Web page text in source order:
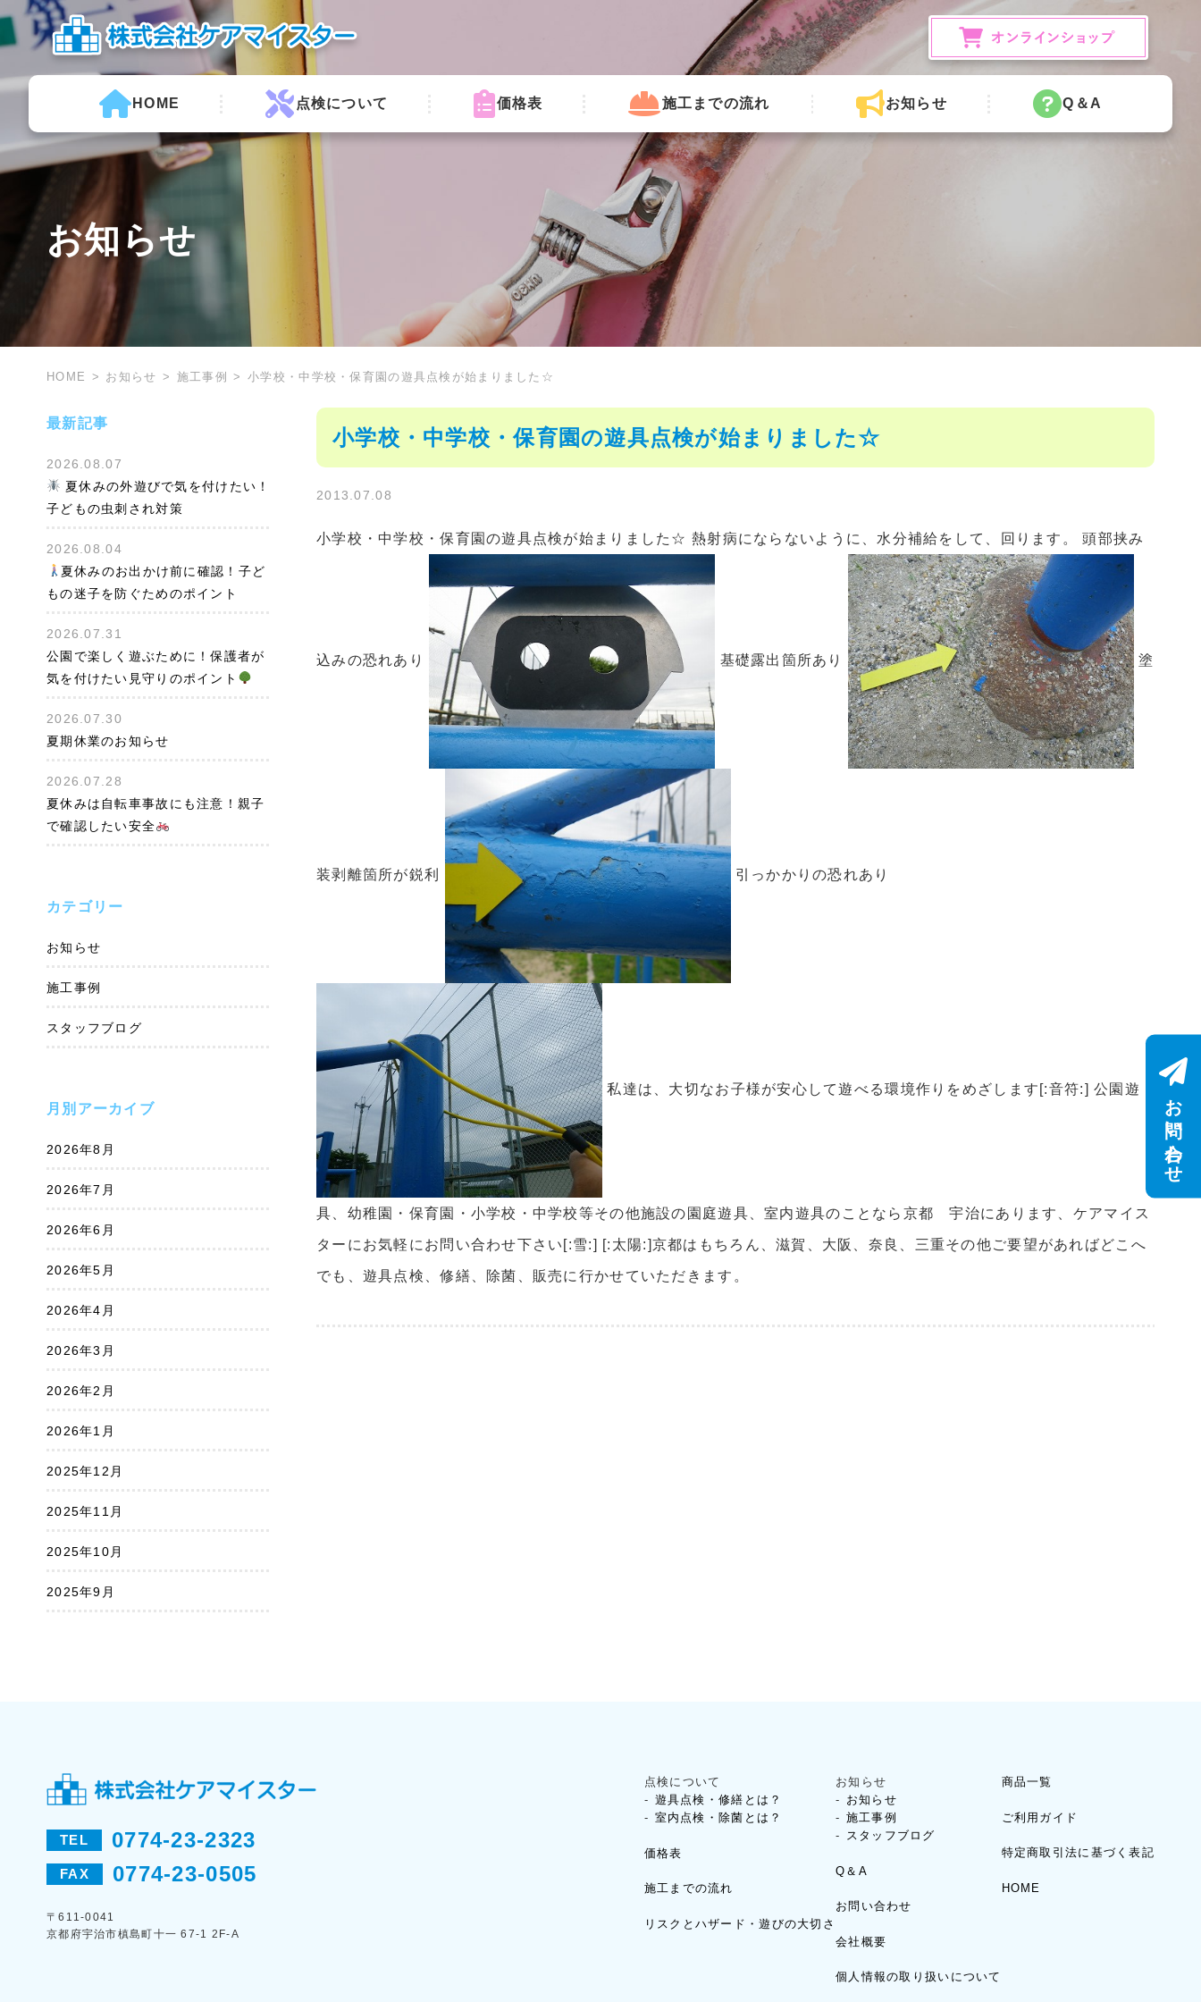
HOME 点検について 価格表 施工までの流れ お知らせ Q＆A
お知らせ
HOME お知らせ 施工事例 小学校・中学校・保育園の遊具点検が始まりました☆
最新記事
2026.08.07
夏休みの外遊びで気を付けたい！
子どもの虫刺され対策
2026.08.04
夏休みのお出かけ前に確認！子ど
もの迷子を防ぐためのポイント
2026.07.31
公園で楽しく遊ぶために！保護者が
気を付けたい見守りのポイント
2026.07.30
夏期休業のお知らせ
2026.07.28
夏休みは自転車事故にも注意！親子
で確認したい安全
カテゴリー
お知らせ
施工事例
スタッフブログ
月別アーカイブ
2026年8月
2026年7月
2026年6月
2026年5月
2026年4月
2026年3月
2026年2月
2026年1月
2025年12月
2025年11月
2025年10月
2025年9月
小学校・中学校・保育園の遊具点検が始まりました☆
2013.07.08
小学校・中学校・保育園の遊具点検が始まりました☆ 熱射病にならないように、水分補給をして、回ります。 頭部挟み
込みの恐れあり 基礎露出箇所あり 塗
装剥離箇所が鋭利 引っかかりの恐れあり
私達は、大切なお子様が安心して遊べる環境作りをめざします[:音符:] 公園遊
具、幼稚園・保育園・小学校・中学校等その他施設の園庭遊具、室内遊具のことなら京都 宇治にあります、ケアマイス
ターにお気軽にお問い合わせ下さい[:雪:] [:太陽:]京都はもちろん、滋賀、大阪、奈良、三重その他ご要望があればどこへ
でも、遊具点検、修繕、除菌、販売に行かせていただきます。
TEL 0774-23-2323
FAX 0774-23-0505
〒611-0041
京都府宇治市槙島町十一 67-1 2F-A
点検について
遊具点検・修繕とは？
室内点検・除菌とは？
価格表
施工までの流れ
リスクとハザード・遊びの大切さ
お知らせ
お知らせ
施工事例
スタッフブログ
Q＆A
お問い合わせ
会社概要
個人情報の取り扱いについて
商品一覧
ご利用ガイド
特定商取引法に基づく表記
HOME
お問い合わせ